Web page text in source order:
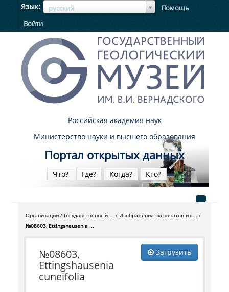
Язык русский
ЯзыкЯзык
Помощь
Войти
Российская академия наук
Министерство науки и высшего образования
Портал открытых данных
Что? Где? Когда? Кто?
Организации Государственный ...
Изображения экспонатов из ...
№08603, Ettingshausenia ...
Загрузить
№08603,
Ettingshausenia
cuneifolia